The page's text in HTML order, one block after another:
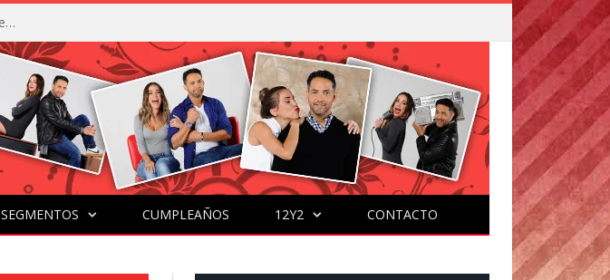
La IA está acercándonos a comprender y traducir las vocalizaciones y comportamientos de nuestras mascotas
SEGMENTOS CUMPLEAÑOS 12Y2 CONTACTO